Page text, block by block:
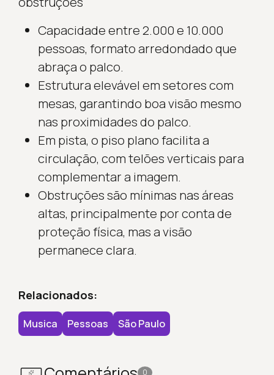
Capacidade entre 2.000 e 10.000
pessoas, formato arredondado que
abraça o palco.
Estrutura elevável em setores com
mesas, garantindo boa visão mesmo
nas proximidades do palco.
Em pista, o piso plano facilita a
circulação, com telões verticais para
complementar a imagem.
Obstruções são mínimas nas áreas
altas, principalmente por conta de
proteção física, mas a visão
permanece clara.
Relacionados:
Musica Pessoas São Paulo
0